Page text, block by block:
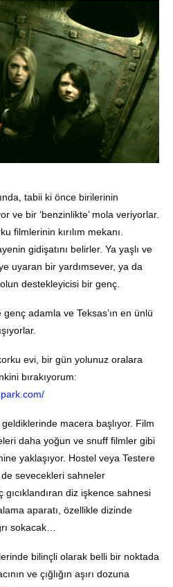
tabii ki önce birilerinin
ve bir ‘benzinlikte’ mola veriyorlar.
filmlerinin kırılım mekanı.
gidişatını belirler. Ya yaşlı ve
uyaran bir yardımsever, ya da
destekleyicisi bir genç.
adamla ve Teksas’ın en ünlü
evi, bir gün yolunuz oralara
bırakıyorum:
macera başlıyor. Film
daha yoğun ve snuff filmler gibi
yaklaşıyor. Hostel veya Testere
sevecekleri sahneler
diz işkence sahnesi
aparatı, özellikle dizinde
sokacak…
bilinçli olarak belli bir noktada
ve çığlığın aşırı dozuna